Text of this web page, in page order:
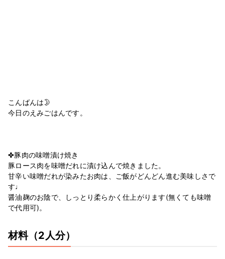
こんばんは🌛
今日のえみごはんです。
✤豚肉の味噌漬け焼き
豚ロース肉を味噌だれに漬け込んで焼きました。
甘辛い味噌だれが染みたお肉は、ご飯がどんどん進む美味しさで
す♩
醤油麹のお陰で、しっとり柔らかく仕上がります(無くても味噌
で代用可)。
材料（2人分）